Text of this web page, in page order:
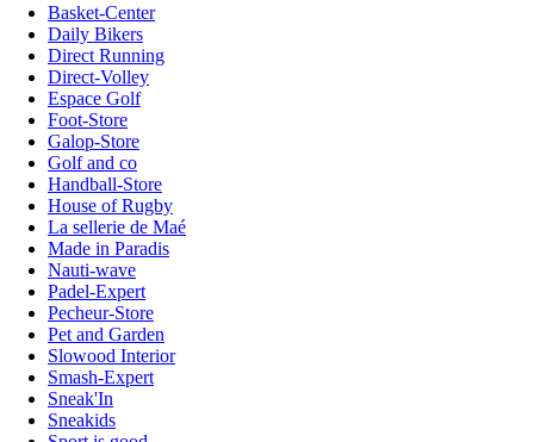
Basket-Center
Daily Bikers
Direct Running
Direct-Volley
Espace Golf
Foot-Store
Galop-Store
Golf and co
Handball-Store
House of Rugby
La sellerie de Maé
Made in Paradis
Nauti-wave
Padel-Expert
Pecheur-Store
Pet and Garden
Slowood Interior
Smash-Expert
Sneak'In
Sneakids